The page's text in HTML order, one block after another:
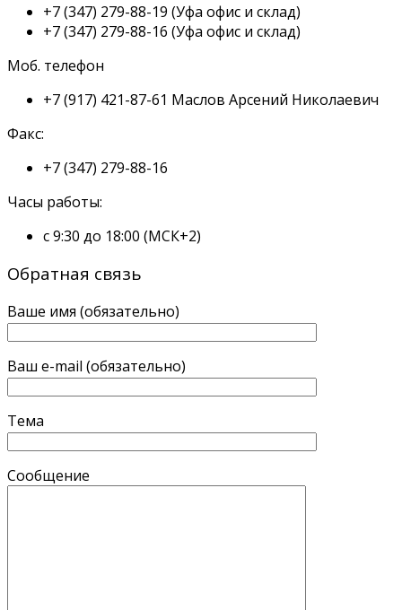
+7 (347) 279-88-19 (Уфа офис и склад)
+7 (347) 279-88-16 (Уфа офис и склад)
Моб. телефон
+7 (917) 421-87-61 Маслов Арсений Николаевич
Факс:
+7 (347) 279-88-16
Часы работы:
с 9:30 до 18:00 (МСК+2)
Обратная связь
Ваше имя (обязательно)
Ваш e-mail (обязательно)
Тема
Сообщение